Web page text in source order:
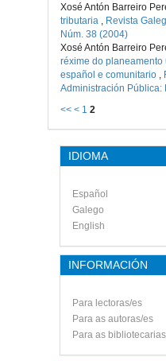
Xosé Antón Barreiro
tributaria
Revista
Núm. 38 (2004)
Xosé Antón Barreiro
réxime do
español e comunitario
Administración Pública:
<< < 1 2
IDIOMA
Español
Galego
English
INFORMACIÓN
Para lectoras/es
Para as autoras/es
Para as